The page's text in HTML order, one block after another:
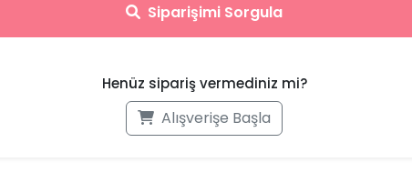
Siparişimi Sorgula
Henüz sipariş vermediniz mi?
Alışverişe Başla